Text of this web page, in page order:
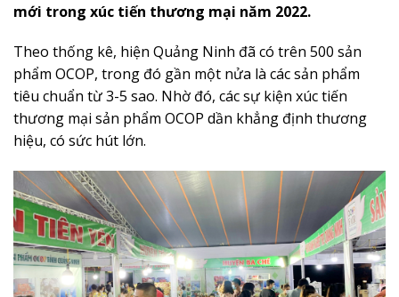
mới trong xúc tiến thương mại năm 2022.
Theo thống kê, hiện Quảng Ninh đã có trên 500 sản
phẩm OCOP, trong đó gần một nửa là các sản phẩm
tiêu chuẩn từ 3-5 sao. Nhờ đó, các sự kiện xúc tiến
thương mại sản phẩm OCOP dần khẳng định thương
hiệu, có sức hút lớn.